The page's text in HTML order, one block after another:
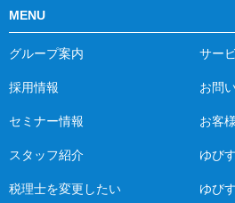
MENU
グループ案内 サー
採用情報 お問
セミナー情報 お客
スタッフ紹介 ゆび
税理士を変更したい ゆび